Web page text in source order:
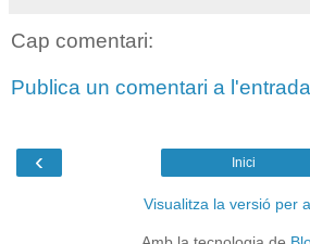
Cap comentari:
Publica un comentari a l'entrada
‹ Inici
Visualitza la versió per